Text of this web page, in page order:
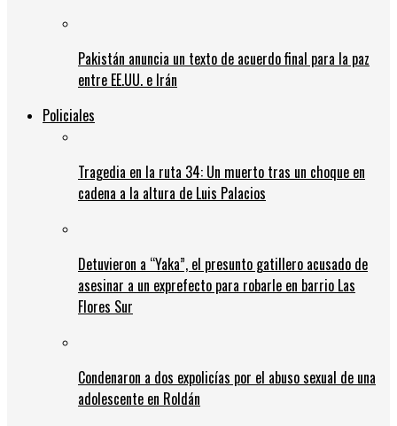
Pakistán anuncia un texto de acuerdo final para la paz
entre EE.UU. e Irán
Policiales
Tragedia en la ruta 34: Un muerto tras un choque en
cadena a la altura de Luis Palacios
Detuvieron a “Yaka”, el presunto gatillero acusado de
asesinar a un exprefecto para robarle en barrio Las
Flores Sur
Condenaron a dos expolicías por el abuso sexual de una
adolescente en Roldán